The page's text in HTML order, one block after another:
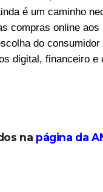
é um caminho
compras online
do
digital, financeiro e
na página da